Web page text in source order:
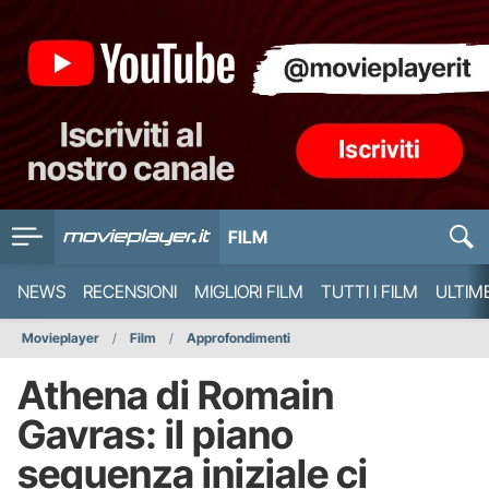
FILM
NEWS RECENSIONI MIGLIORI FILM TUTTI I FILM
Movieplayer Film Approfondimenti
Athena di Romain
Gavras: il piano
sequenza iniziale ci